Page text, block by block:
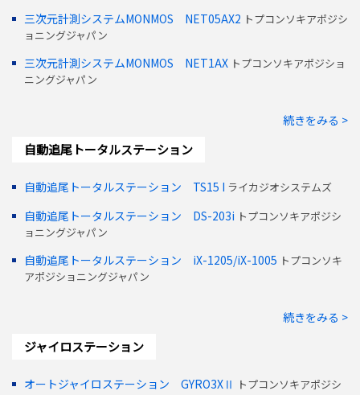
三次元計測システムMONMOS NET05AX2 トプコンソキアポジシ
ョニングジャパン
三次元計測システムMONMOS NET1AX トプコンソキアポジショ
ニングジャパン
続きをみる >
自動追尾トータルステーション
自動追尾トータルステーション TS15 I ライカジオシステムズ
自動追尾トータルステーション DS-203i トプコンソキアポジシ
ョニングジャパン
自動追尾トータルステーション iX-1205/iX-1005 トプコンソキ
アポジショニングジャパン
続きをみる >
ジャイロステーション
オートジャイロステーション GYRO3XⅡ トプコンソキアポジシ